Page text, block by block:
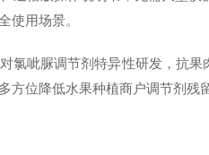
使用场景。
氯呲脲调节剂特异性研发，抗
位降低水果种植商户调节剂残